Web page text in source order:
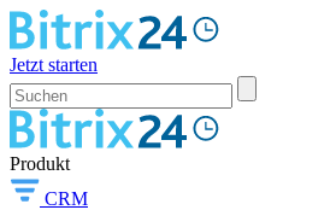
Jetzt starten
Produkt
CRM